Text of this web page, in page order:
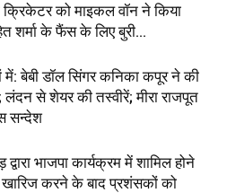
क्रिकेटर को माइकल वॉन ने किया
शर्मा के फैंस के लिए बुरी...
में: बेबी डॉल सिंगर कनिका कपूर ने की
लंदन से शेयर की तस्वीरें; मीरा राजपूत
सन्देश
द्वारा भाजपा कार्यक्रम में शामिल होने
खारिज करने के बाद प्रशंसकों को